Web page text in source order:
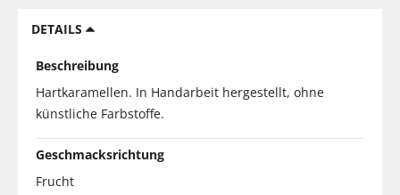
DETAILS
Beschreibung
Hartkaramellen. In Handarbeit hergestellt, ohne
künstliche Farbstoffe.
Geschmacksrichtung
Frucht